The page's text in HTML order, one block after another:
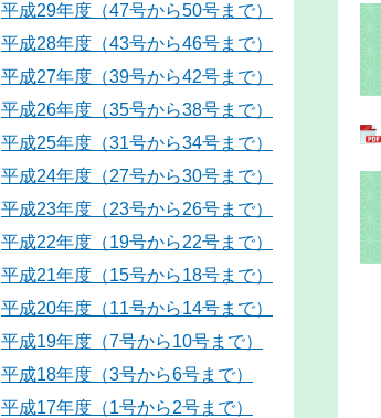
平成29年度（47号から50号まで）
平成28年度（43号から46号まで）
平成27年度（39号から42号まで）
平成26年度（35号から38号まで）
平成25年度（31号から34号まで）
平成24年度（27号から30号まで）
平成23年度（23号から26号まで）
平成22年度（19号から22号まで）
平成21年度（15号から18号まで）
平成20年度（11号から14号まで）
平成19年度（7号から10号まで）
平成18年度（3号から6号まで）
平成17年度（1号から2号まで）